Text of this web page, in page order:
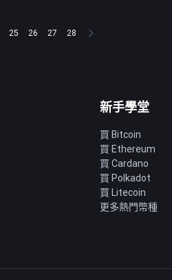
25 26 27 28
新手學堂
買 Bitcoin
買 Ethereum
買 Cardano
買 Polkadot
買 Litecoin
更多熱門幣種